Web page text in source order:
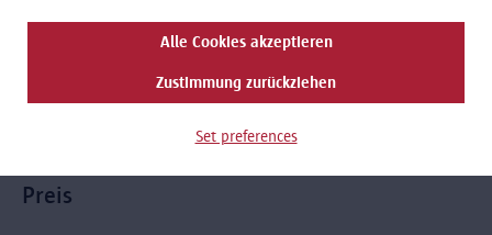
Alle Cookies akzeptieren
Zustimmung zurückziehen
Set preferences
Dauer: 90 Minuten
15 Teilnehmer pro Führer
Sprachen auf Anfrage
Preis